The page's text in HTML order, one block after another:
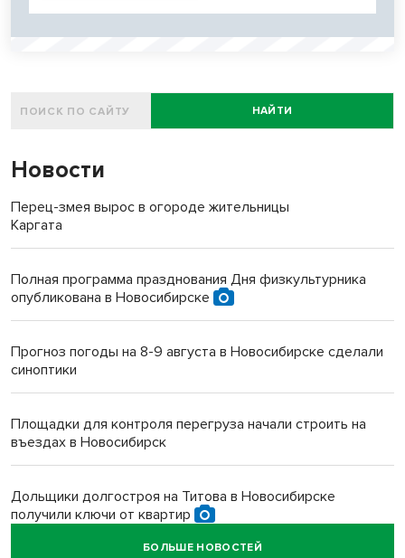
НАЙТИ
Новости
Перец-змея вырос в огороде жительницы
Каргата
Полная программа празднования Дня физкультурника
опубликована в Новосибирске
Прогноз погоды на 8-9 августа в Новосибирске сделали
синоптики
Площадки для контроля перегруза начали строить на
въездах в Новосибирск
Дольщики долгостроя на Титова в Новосибирске
получили ключи от квартир
БОЛЬШЕ НОВОСТЕЙ